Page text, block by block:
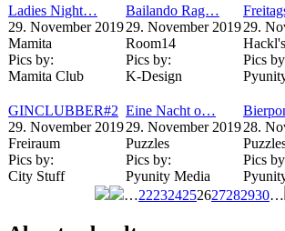
Ladies Night…
29. November 2019
Mamita
Pics by:
Mamita Club
Bailando Rag…
29. November 2019
Room14
Pics by:
K-Design
29.
Pics
GINCLUBBER#2
29. November 2019
Freiraum
Pics by:
City Stuff
Eine Nacht o…
29. November 2019
Puzzles
Pics by:
Pyunity Media
28.
Pics
…222324252627282930…